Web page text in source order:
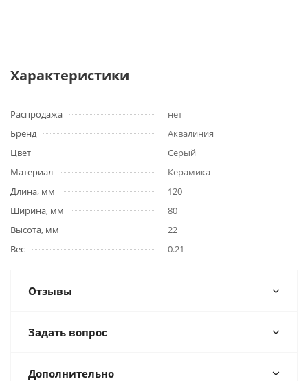
Характеристики
Распродажа
нет
Бренд
Аквалиния
Цвет
Серый
Материал
Керамика
Длина, мм
120
Ширина, мм
80
Высота, мм
22
Вес
0.21
Отзывы
Задать вопрос
Дополнительно